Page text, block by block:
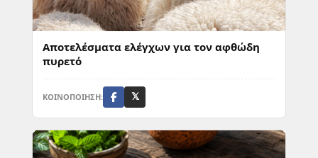
Αποτελέσματα ελέγχων για τον αφθώδη
πυρετό
ΚΟΙΝΟΠΟΙΗΣΗ: 𝕏